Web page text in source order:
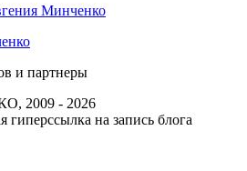
Минченко
и партнеры
2009 - 2026
на запись блога